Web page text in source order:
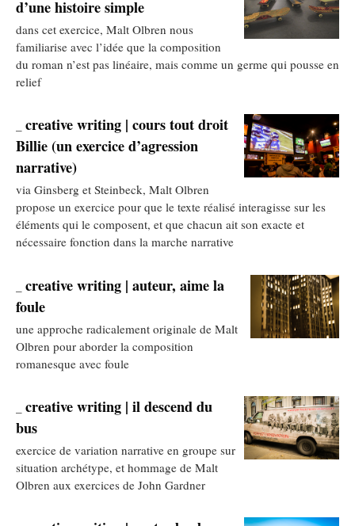
d’une histoire simple
dans cet exercice, Malt Olbren nous
familiarise avec l’idée que la composition
du roman n’est pas linéaire, mais comme un germe qui pousse en
relief
creative writing | cours tout droit
Billie (un exercice d’agression
narrative)
via Ginsberg et Steinbeck, Malt Olbren
propose un exercice pour que le texte réalisé interagisse sur les
éléments qui le composent, et que chacun ait son exacte et
nécessaire fonction dans la marche narrative
creative writing | auteur, aime la
foule
une approche radicalement originale de Malt
Olbren pour aborder la composition
romanesque avec foule
creative writing | il descend du
bus
exercice de variation narrative en groupe sur
situation archétype, et hommage de Malt
Olbren aux exercices de John Gardner